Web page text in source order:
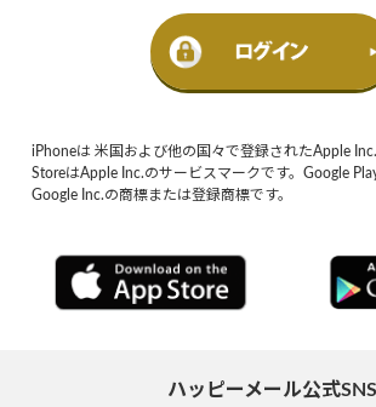
iPhoneは 米国および他の国々で登録されたApple
StoreはApple Inc.のサービスマークです。Google
Google Inc.の商標または登録商標です。
ハッピーメール公式SNS